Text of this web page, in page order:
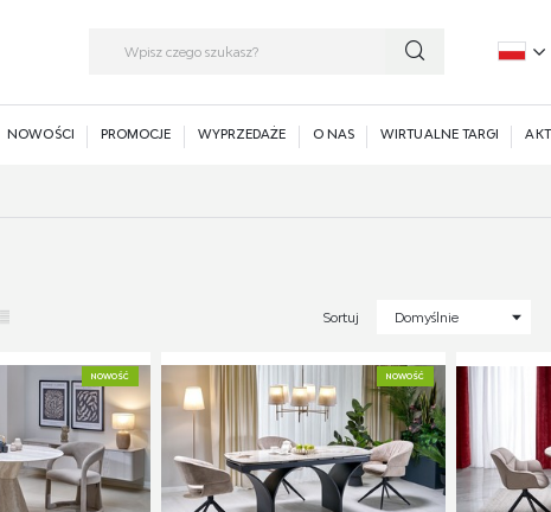
NOWOŚCI PROMOCJE WYPRZEDAŻE O NAS WIRTUALNE TARGI
Sortuj Domyślnie
NOWOŚĆ NOWOŚĆ